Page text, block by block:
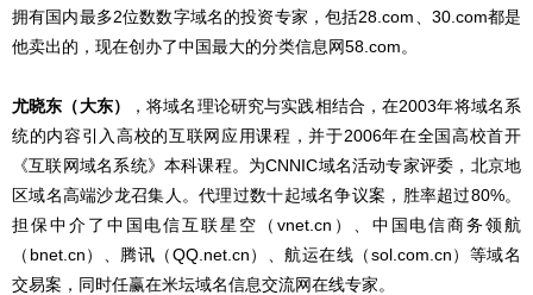
拥有国内最多2位数数字域名的投资专家，包括28.com、30.com都是
他卖出的，现在创办了中国最大的分类信息网58.com。
尤晓东（大东）
，将域名理论研究与实践相结合，在2003年将域名系
统的内容引入高校的互联网应用课程，并于2006年在全国高校首开
《互联网域名系统》本科课程。为CNNIC域名活动专家评委，北京地
区域名高端沙龙召集人。代理过数十起域名争议案，胜率超过80%。
担保中介了中国电信互联星空（vnet.cn）、中国电信商务领航
（bnet.cn）、腾讯（QQ.net.cn）、航运在线（sol.com.cn）等域名
交易案，同时任赢在米坛域名信息交流网在线专家。